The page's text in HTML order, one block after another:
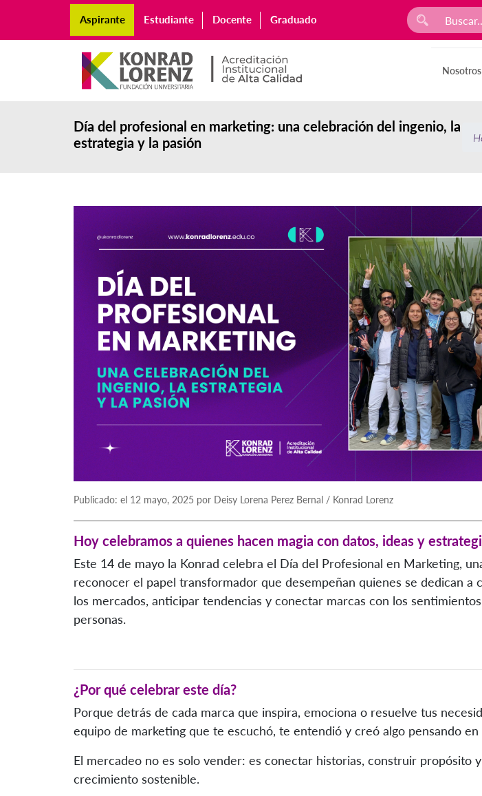
Aspirante Estudiante Docente Graduado
Nosotros
Día del profesional en marketing: una celebración del ingenio, la
estrategia y la pasión
Publicado: el 12 mayo, 2025 por Deisy Lorena Perez Bernal / Konrad Lorenz
Hoy celebramos a quienes hacen magia con datos, ideas y
Este 14 de mayo la Konrad celebra el Día del Profesional en Marketing,
reconocer el papel transformador que desempeñan quienes se dedican a
los mercados, anticipar tendencias y conectar marcas con los
personas.
¿Por qué celebrar este día?
Porque detrás de cada marca que inspira, emociona o resuelve tus
equipo de marketing que te escuchó, te entendió y creó algo pensando en
El mercadeo no es solo vender: es conectar historias, construir propósito
crecimiento sostenible.